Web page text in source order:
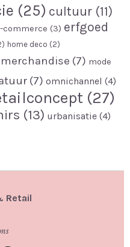
(25) cultuur (11)
commerce (3) erfgoed
home deco (2)
merchandise (7) mode
(7) omnichannel (4)
(27)
(13) urbanisatie (4)
Retail